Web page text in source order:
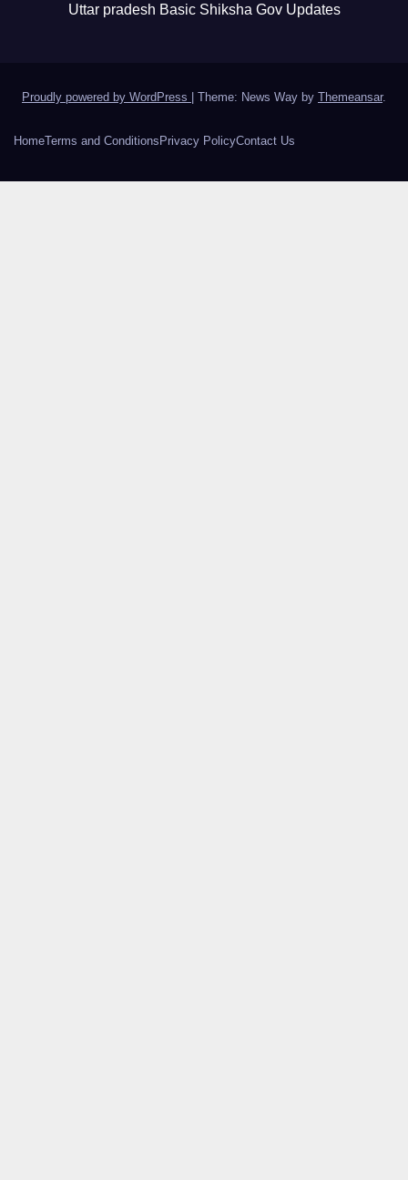
Uttar pradesh Basic Shiksha Gov Updates
Proudly powered by WordPress | Theme: News Way by Themeansar.
HomeTerms and Conditions Privacy PolicyContact Us